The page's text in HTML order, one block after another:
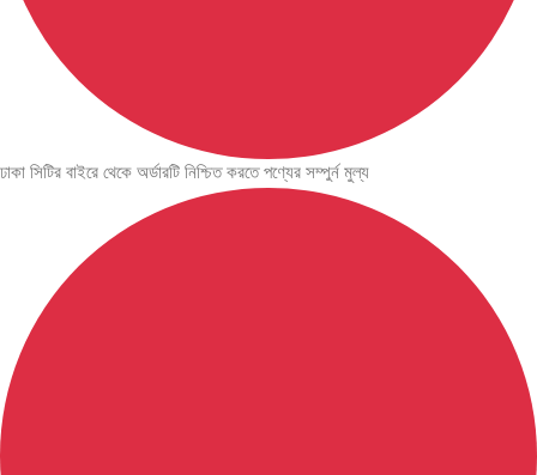
ঢাকা সিটির বাইরে থেকে অর্ডারটি নিশ্চিত করতে পণ্যের সম্পুর্ন মুল্য